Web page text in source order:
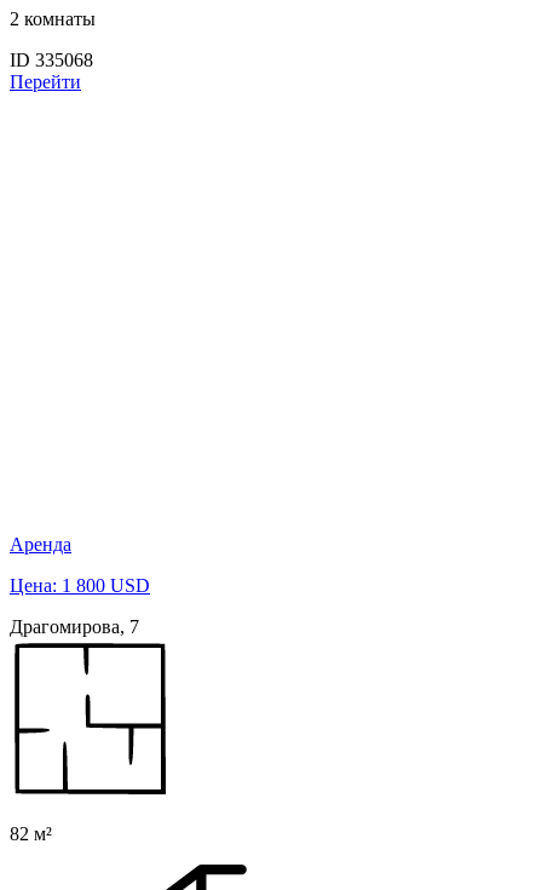
2 комнаты
ID 335068
Перейти
Аренда
Цена: 1 800 USD
Драгомирова, 7
82 м²